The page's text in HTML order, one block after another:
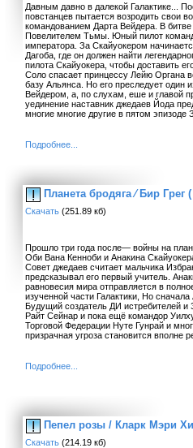
Давным давно в далекой Галактике...
повстанцев пытается возродить свои
командованием Дарта Вейдера. В
Повелителем Тьмы. Юный пилот
императора. За Скайуокером
Дагоба, где он должен найти
пилота Скайуокера, чтобы доставить
Соло спасает принцессу Лейю Органа
базу Альянса. Но его преследует один
Вейдером, а, по слухам, еше и главой
уединение наставник джедаев Йода
многие многие другие в пятом
Подробнее...
Планета бродяга ⁄ Бир
Скачать (251.89 кб)
Прошло три года после— войны на
Оби Вана Кенноби и Анакина
Совет джедаев считает мальчика
предсказывал его первый учитель.
равновесия мира отправляется в
изученной части Галактики, Но
Будущий создатель ДИ истребителей и
Райт Сейнар и пока ещё командор
Торговой Федерации Нуте Гунрай и
призрачная угроза становится вполне
Подробнее...
Пепел розы / Кларк Мэри
Скачать (214.19 кб)